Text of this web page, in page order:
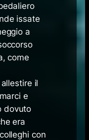
issate
a
come
il
e
dovuto
era
con